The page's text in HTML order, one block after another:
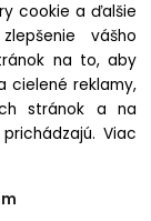
na diaľku bez
cookie a ďalšie
vášho
na to, aby
cielené reklamy,
stránok a na
Viac